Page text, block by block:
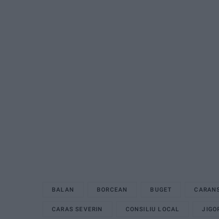
BALAN BORCEAN BUGET
CARAS SEVERIN CONSILIU LOCAL